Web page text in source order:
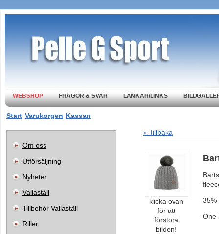
WEBSHOP FRÅGOR & SVAR LÄNKAR/LINKS
Start Varukorgen Kassan
Om oss
Utförsäljning
Nyheter
Vallaställ
Tillbehör Vallaställ
Riller
« Tillbaka
klicka ovan
för att
förstora
bilden!
35%
One